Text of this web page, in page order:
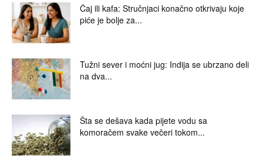
Čaj ili kafa: Stručnjaci konačno otkrivaju koje
piće je bolje za...
Tužni sever i moćni jug: Indija se ubrzano deli
na dva...
Šta se dešava kada pijete vodu sa
komoračem svake večeri tokom...